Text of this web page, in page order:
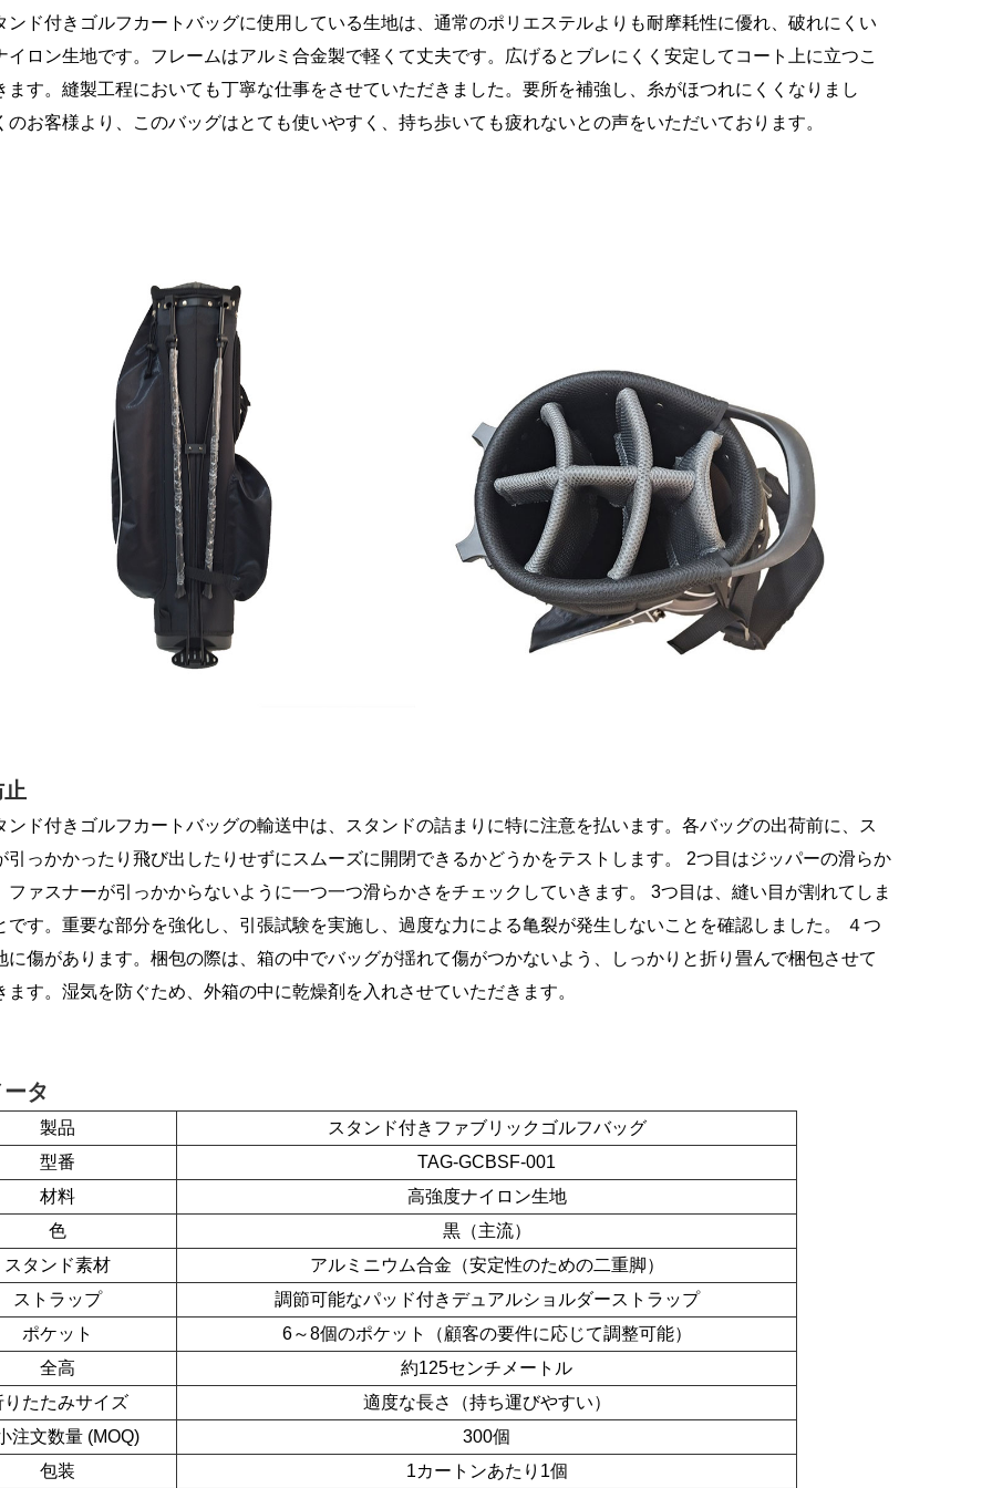
ンド付きゴルフカートバッグに使用している生地は、通常のポリエステルよりも耐摩耗性に優れ、破れにくい
イロン生地です。フレームはアルミ合金製で軽くて丈夫です。広げるとブレにくく安定してコート上に立つこ
ます。縫製工程においても丁寧な仕事をさせていただきました。要所を補強し、糸がほつれにくくなりまし
のお客様より、このバッグはとても使いやすく、持ち歩いても疲れないとの声をいただいております。
ンド付きゴルフカートバッグの輸送中は、スタンドの詰まりに特に注意を払います。各バッグの出荷前に、ス
引っかかったり飛び出したりせずにスムーズに開閉できるかどうかをテストします。 2つ目はジッパーの滑らか
ファスナーが引っかからないように一つ一つ滑らかさをチェックしていきます。 3つ目は、縫い目が割れてしま
です。重要な部分を強化し、引張試験を実施し、過度な力による亀裂が発生しないことを確認しました。 ４つ
に傷があります。梱包の際は、箱の中でバッグが揺れて傷がつかないよう、しっかりと折り畳んで梱包させて
ます。湿気を防ぐため、外箱の中に乾燥剤を入れさせていただきます。
タ
製品
スタンド付きファブリックゴルフバッグ
型番
TAG-GCBSF-001
材料
高強度ナイロン生地
色
黒（主流）
スタンド素材
アルミニウム合金（安定性のための二重脚）
ストラップ
調節可能なパッド付きデュアルショルダーストラップ
ポケット
6～8個のポケット（顧客の要件に応じて調整可能）
全高
約125センチメートル
りたたみサイズ
適度な長さ（持ち運びやすい）
注文数量 (MOQ)
300個
包装
1カートンあたり1個